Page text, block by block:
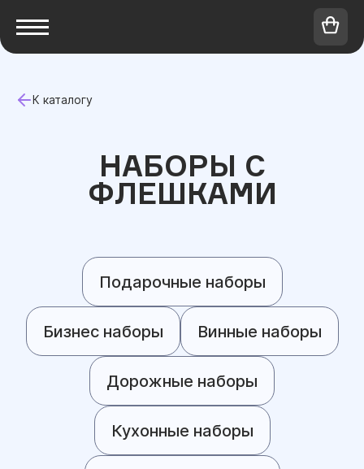
К каталогу
НАБОРЫ С
ФЛЕШКАМИ
Подарочные наборы
Бизнес наборы Винные наборы
Дорожные наборы
Кухонные наборы